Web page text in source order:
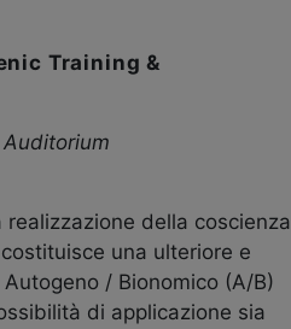
Training &
realizzazione della coscienza
una ulteriore e
/ Bionomico (A/B)
di applicazione sia